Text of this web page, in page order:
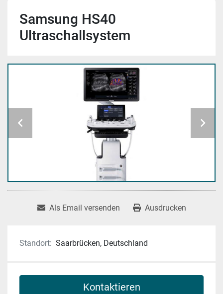
Samsung HS40
Ultraschallsystem
Als Email versenden Ausdrucken
Standort: Saarbrücken, Deutschland
Kontaktieren